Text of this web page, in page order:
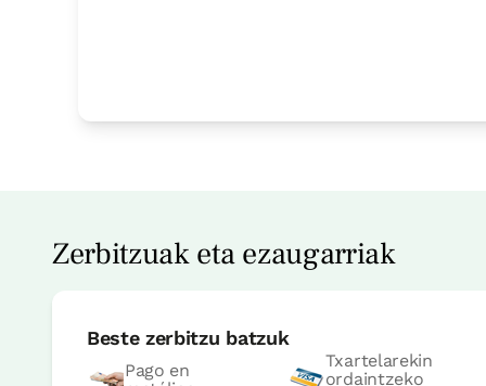
Zerbitzuak eta ezaugarriak
Beste zerbitzu batzuk
Pago en
Txartelarekin
ordaintzeko